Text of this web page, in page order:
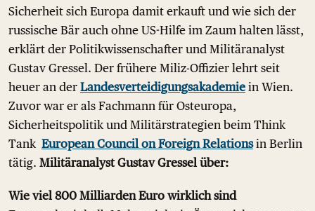
Sicherheit sich Europa damit erkauft und wie sich der
russische Bär auch ohne US-Hilfe im Zaum halten lässt,
erklärt der Politikwissenschafter und Militäranalyst
Gustav Gressel. Der frühere Miliz-Offizier lehrt seit
heuer an der Landesverteidigungsakademie in Wien.
Zuvor war er als Fachmann für Osteuropa,
Sicherheitspolitik und Militärstrategien beim Think
Tank European Council on Foreign Relationsin Berlin
tätig. Militäranalyst Gustav Gressel über:
Wie viel 800 Milliarden Euro wirklich sind